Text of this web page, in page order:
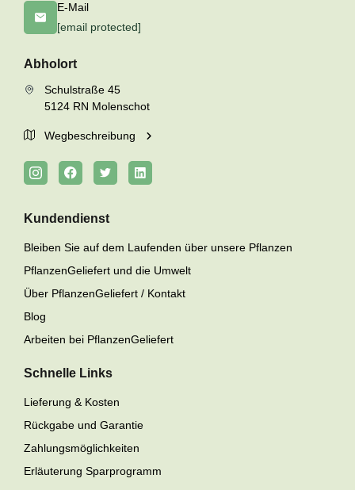
E-Mail
[email protected]
Abholort
Schulstraße 45
5124 RN Molenschot
Wegbeschreibung
Kundendienst
Bleiben Sie auf dem Laufenden über unsere Pflanzen
PflanzenGeliefert und die Umwelt
Über PflanzenGeliefert / Kontakt
Blog
Arbeiten bei PflanzenGeliefert
Schnelle Links
Lieferung & Kosten
Rückgabe und Garantie
Zahlungsmöglichkeiten
Erläuterung Sparprogramm